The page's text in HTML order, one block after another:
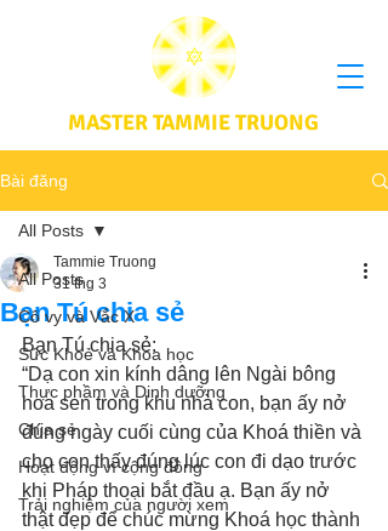
MASTER TAMMIE TRUONG
Bài đăng
All Posts
Cô vy và Vắc X
Sức Khoẻ và Khoa học
Thực phầm và Dinh dưỡng
Chia sẻ
Hoạt động vì cộng đồng
Trải nghiệm của người xem
All Posts
Bạn Tú chia sẻ
Tammie Truong
31 thg 3
Bạn Tú chia sẻ:
“Dạ con xin kính dâng lên Ngài bông
hoa sen trong khu nhà con, bạn ấy nở
đúng ngày cuối cùng của Khoá thiền và
cho con thấy đúng lúc con đi dạo trước
khi Pháp thoại bắt đầu ạ. Bạn ấy nở
thật đẹp để chúc mừng Khoá học thành